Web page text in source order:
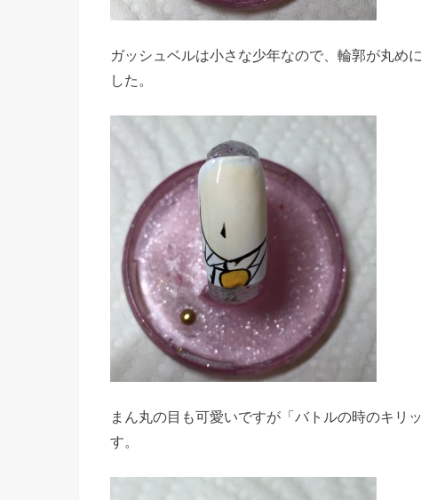
ガッシュベルは小さな少年なので、輪郭が丸め
した。
まん丸の目も可愛いですが「バトルの時のキリ
す。